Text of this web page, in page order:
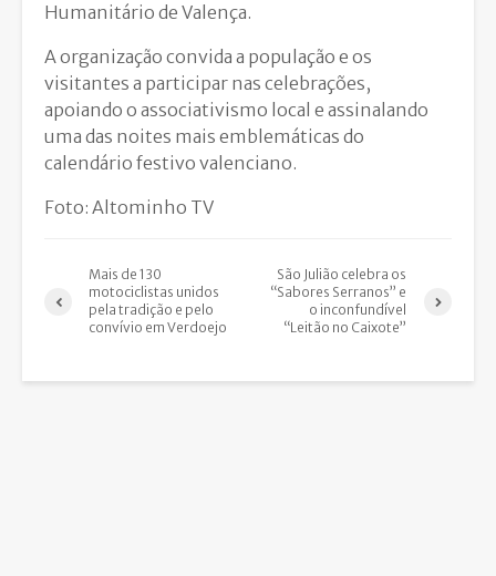
Humanitário de Valença.
A organização convida a população e os
visitantes a participar nas celebrações,
apoiando o associativismo local e assinalando
uma das noites mais emblemáticas do
calendário festivo valenciano.
Foto: Altominho TV
Mais de 130
motociclistas unidos
pela tradição e pelo
convívio em Verdoejo
São Julião celebra os
“Sabores Serranos” e
o inconfundível
“Leitão no Caixote”